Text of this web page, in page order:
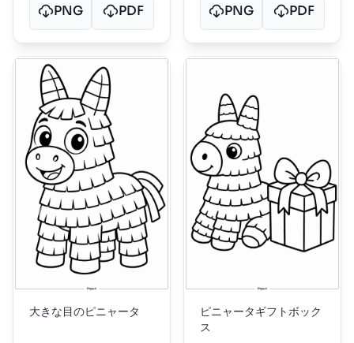
PNG PDF PNG PDF
大きな目のピニャータ
ピニャータギフトボック
ス